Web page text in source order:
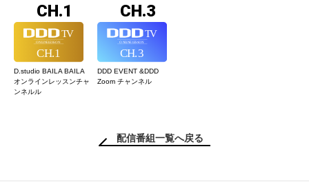
CH.1
D.studio BAILA BAILA
オンラインレッスンチャ
ンネルル
CH.3
DDD EVENT &DDD
Zoom チャンネル
配信番組一覧へ戻る